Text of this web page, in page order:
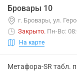
Бровары 10
г. Бровары, ул.
Закрыто. Пн-Вс:
На карте
Метафора-SR табл.